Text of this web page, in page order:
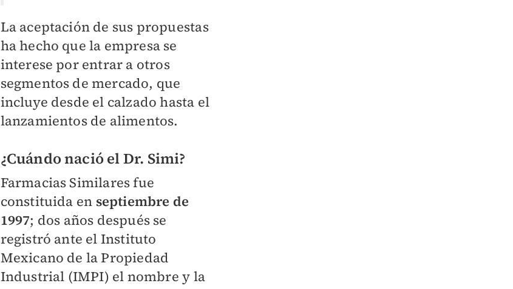
La aceptación de sus propuestas
ha hecho que la empresa se
interese por entrar a otros
segmentos de mercado, que
incluye desde el calzado hasta el
lanzamientos de alimentos.
¿Cuándo nació el Dr. Simi?
Farmacias Similares fue
constituida en septiembre de
1997; dos años después se
registró ante el Instituto
Mexicano de la Propiedad
Industrial (IMPI) el nombre y la